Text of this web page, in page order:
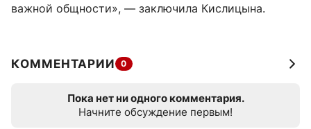
важной общности», — заключила Кислицына.
КОММЕНТАРИИ 0
Пока нет ни одного комментария.
Начните обсуждение первым!